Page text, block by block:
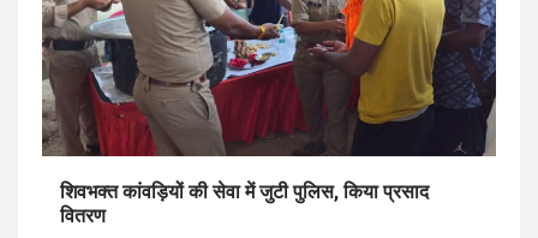
शिवभक्त कांवड़ियों की सेवा में जुटी पुलिस, किया प्रसाद
वितरण